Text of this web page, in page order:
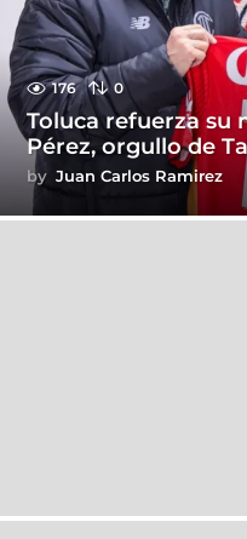
176 0
Toluca refuerza su
Pérez, orgullo de
by Juan Carlos Ramirez